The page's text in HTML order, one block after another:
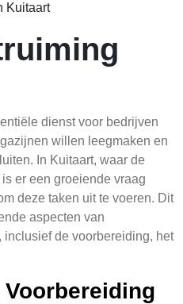
Kuitaart
dienst voor bedrijven
willen leegmaken en
In Kuitaart, waar de
er een groeiende vraag
deze taken uit te voeren. Dit
aspecten van
de voorbereiding, het